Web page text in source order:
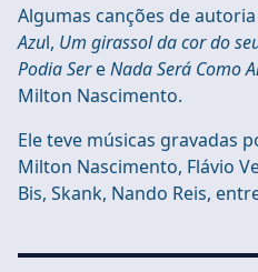
Algumas canções de
Azul, Um girassol da cor do
Podia SereNada Será Como
Milton Nascimento.
Ele teve músicas gravadas
Milton Nascimento, Flávio
Bis, Skank, Nando Reis,